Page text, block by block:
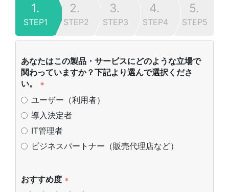
1.
STEP1
2.
STEP2
3.
STEP3
4.
STEP4
5.
STEP5
あなたはこの製品・サービスにどのような立場で
関わっていますか？下記より選んで選択くださ
い。
*
ユーザー（利用者）
導入決定者
IT管理者
ビジネスパートナー（販売代理店など）
おすすめ度 *